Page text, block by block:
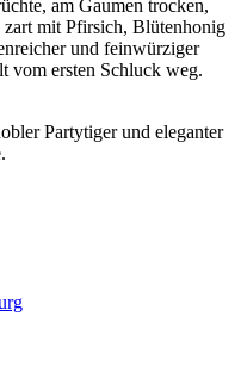
am Gaumen trocken,
zart mit Pfirsich, Blütenhonig
und feinwürziger
vom ersten Schluck weg.
Partytiger und eleganter